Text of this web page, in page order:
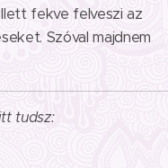
fekve felveszi az
Szóval majdnem
tudsz: